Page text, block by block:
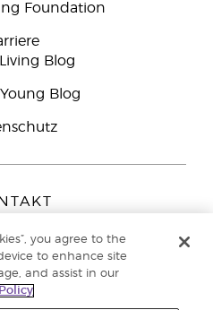
Foundation
Blog
Blog
97
Groningen
you agree to the
to enhance site
and assist in our